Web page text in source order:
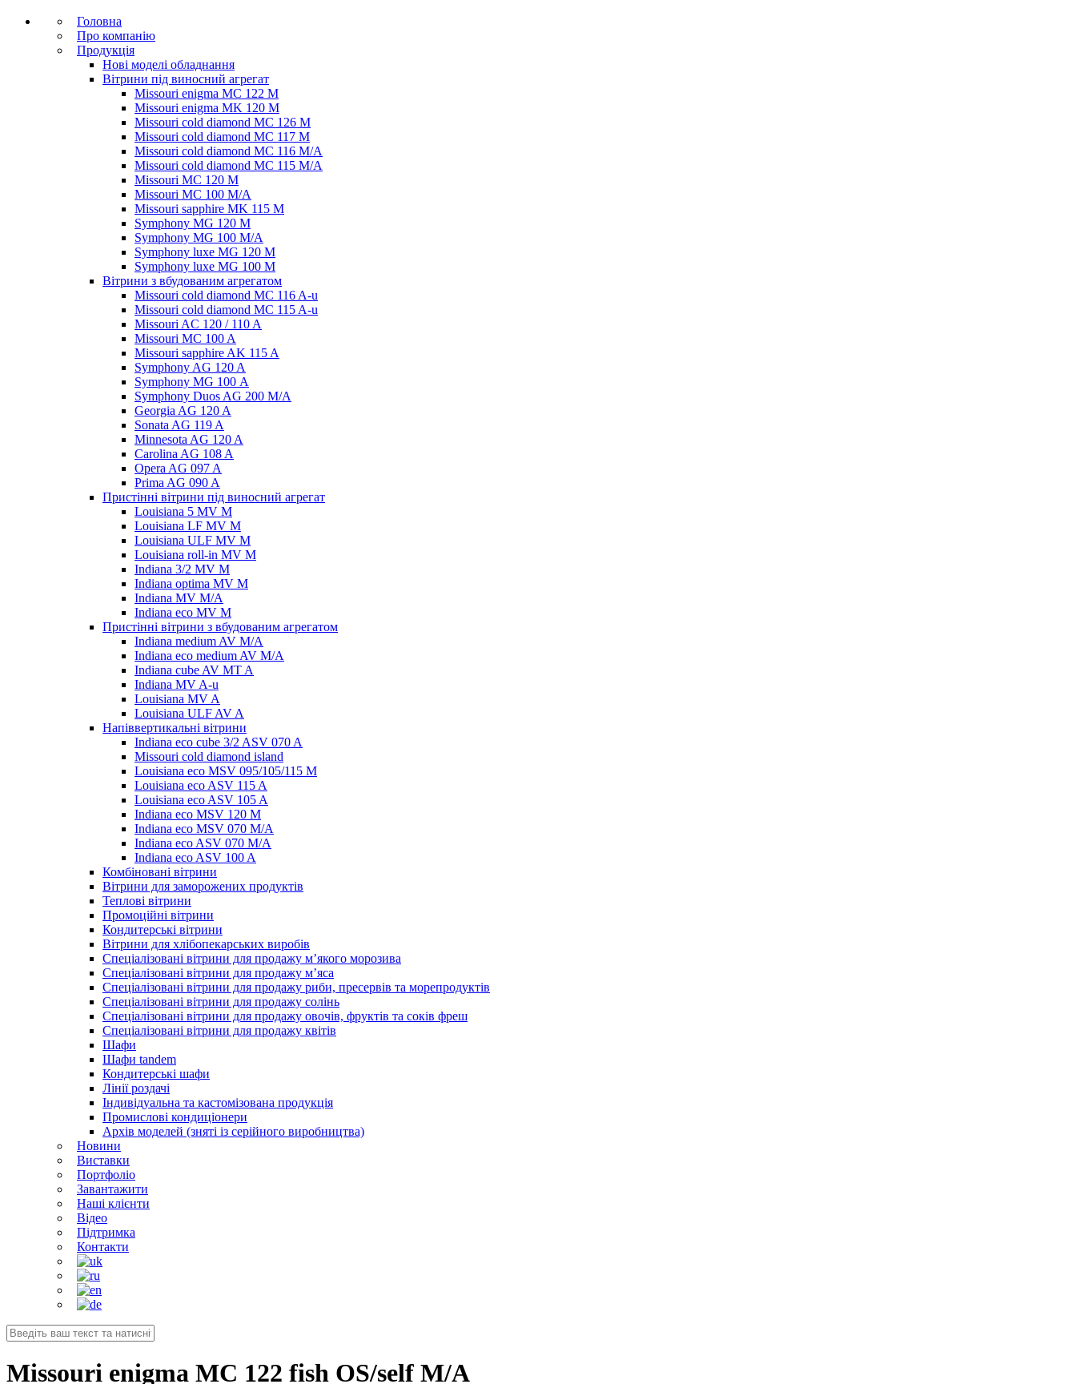
Головна
Про компанію
Продукція
Нові моделі обладнання
Вітрини під виносний агрегат
Missouri enigma MC 122 M
Missouri enigma MK 120 M
Missouri cold diamond MC 126 M
Missouri cold diamond MC 117 M
Missouri cold diamond MC 116 M/A
Missouri cold diamond MC 115 M/A
Missouri MC 120 M
Missouri MC 100 M/A
Missouri sapphire MK 115 M
Symphony MG 120 M
Symphony MG 100 M/А
Symphony luxe MG 120 M
Symphony luxe MG 100 M
Вітрини з вбудованим агрегатом
Missouri cold diamond MC 116 A-u
Missouri cold diamond MC 115 A-u
Missouri AC 120 / 110 A
Missouri MC 100 A
Missouri sapphire AK 115 A
Symphony AG 120 A
Symphony MG 100 А
Symphony Duos AG 200 M/A
Georgia AG 120 A
Sonata AG 119 A
Minnesota AG 120 A
Carolina AG 108 A
Opera AG 097 A
Prima AG 090 A
Пристінні вітрини під виносний агрегат
Louisiana 5 MV M
Louisiana LF MV M
Louisiana ULF MV M
Louisiana roll-in MV M
Indiana 3/2 MV M
Indiana optima MV M
Indiana MV M/A
Indiana eco MV M
Пристінні вітрини з вбудованим агрегатом
Indiana medium AV M/A
Indiana eco medium AV M/A
Indiana cube AV MT A
Indiana MV A-u
Louisiana MV A
Louisiana ULF AV A
Напіввертикальні вітрини
Indiana eco cube 3/2 ASV 070 A
Missouri cold diamond island
Louisiana eco MSV 095/105/115 M
Louisiana eco ASV 115 A
Louisiana eco ASV 105 A
Indiana eco MSV 120 M
Indiana eco MSV 070 M/A
Indiana eco ASV 070 M/A
Indiana eco ASV 100 A
Комбіновані вітрини
Вітрини для заморожених продуктів
Теплові вітрини
Промоційні вітрини
Кондитерські вітрини
Вітрини для хлібопекарських виробів
Спеціалізовані вітрини для продажу м’якого морозива
Спеціалізовані вітрини для продажу м’яса
Спеціалізовані вітрини для продажу риби, пресервів та морепродуктів
Спеціалізовані вітрини для продажу солінь
Спеціалізовані вітрини для продажу овочів, фруктів та соків фреш
Спеціалізовані вітрини для продажу квітів
Шафи
Шафи tandem
Кондитерські шафи
Лінії роздачі
Індивідуальна та кастомізована продукція
Промислові кондиціонери
Архів моделей (зняті із серійного виробництва)
Новини
Виставки
Портфоліо
Завантажити
Наші клієнти
Відео
Підтримка
Контакти
Missouri enigma MC 122 fish OS/self M/A